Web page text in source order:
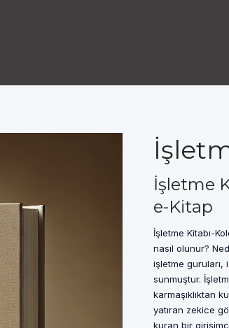
İşletme
e-Kitap
İşletme Kitabı-
nasıl olunur?
işletme guruları,
sunmuştur.
karmaşıklıktan
yatıran zekice
kuran bir